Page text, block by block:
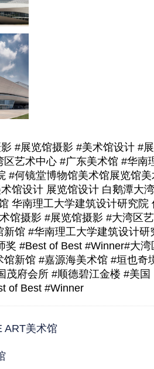
#展览馆摄影 #美术馆设计 #展
区艺术中心 #广东美术馆 #华南
#何镜堂博物馆美术馆展览馆美
馆设计 展览馆设计 白鹅潭大湾
华南理工大学建筑设计研究院
馆摄影 #展览馆摄影 #大湾区艺
馆 #华南理工大学建筑设计研
奖 #Best of Best #Winner#大湾
新馆 #嘉源海美术馆 #垣也奇
茂府会所 #顺德碧江金楼 #美国
of Best #Winner
ART美术馆